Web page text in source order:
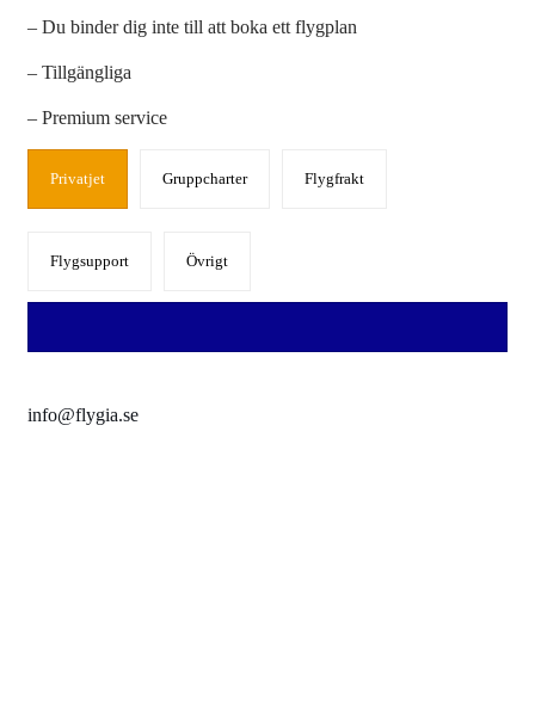
– Du binder dig inte till att boka ett flygplan
– Tillgängliga
– Premium service
Privatjet Gruppcharter Flygfrakt
Flygsupport Övrigt
info@flygia.se